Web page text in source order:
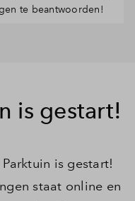
te beantwoorden!
is gestart!
is gestart!
staat online en